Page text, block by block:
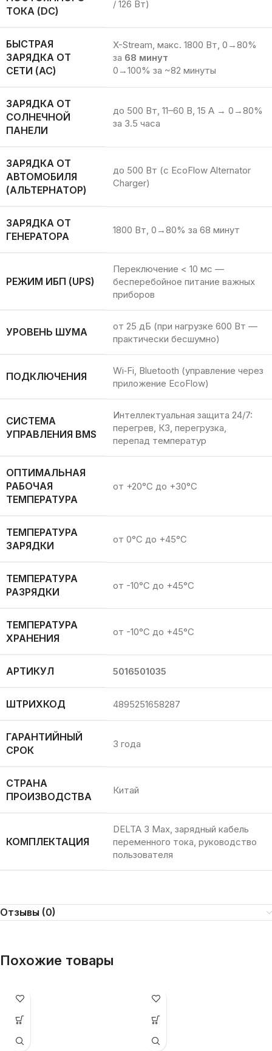
ТОКА (DC)
/ 126 Вт)
БЫСТРАЯ
ЗАРЯДКА ОТ
СЕТИ (AC)
X-Stream, макс. 1800 Вт, 0→80%
за 68 минут
0→100% за ~82 минуты
ЗАРЯДКА ОТ
СОЛНЕЧНОЙ
ПАНЕЛИ
до 500 Вт, 11–60 В, 15 А → 0→80%
за 3.5 часа
ЗАРЯДКА ОТ
АВТОМОБИЛЯ
(АЛЬТЕРНАТОР)
до 500 Вт (с EcoFlow Alternator
Charger)
ЗАРЯДКА ОТ
ГЕНЕРАТОРА
1800 Вт, 0→80% за 68 минут
РЕЖИМ ИБП (UPS)
Переключение < 10 мс —
бесперебойное питание важных
приборов
УРОВЕНЬ ШУМА
от 25 дБ (при нагрузке 600 Вт —
практически бесшумно)
ПОДКЛЮЧЕНИЯ
Wi‑Fi, Bluetooth (управление через
приложение EcoFlow)
СИСТЕМА
УПРАВЛЕНИЯ BMS
Интеллектуальная защита 24/7:
перегрев, КЗ, перегрузка,
перепад температур
ОПТИМАЛЬНАЯ
РАБОЧАЯ
ТЕМПЕРАТУРА
от +20°C до +30°C
ТЕМПЕРАТУРА
ЗАРЯДКИ
от 0°C до +45°C
ТЕМПЕРАТУРА
РАЗРЯДКИ
от -10°C до +45°C
ТЕМПЕРАТУРА
ХРАНЕНИЯ
от -10°C до +45°C
АРТИКУЛ 5016501035
ШТРИХКОД 4895251658287
ГАРАНТИЙНЫЙ
СРОК
3 года
СТРАНА
ПРОИЗВОДСТВА
Китай
КОМПЛЕКТАЦИЯ
DELTA 3 Max, зарядный кабель
переменного тока, руководство
пользователя
Отзывы (0)
Похожие товары